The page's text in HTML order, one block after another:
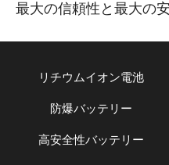
最大の信頼性と最大の
リチウムイオン電池
防爆バッテリー
高安全性バッテリー